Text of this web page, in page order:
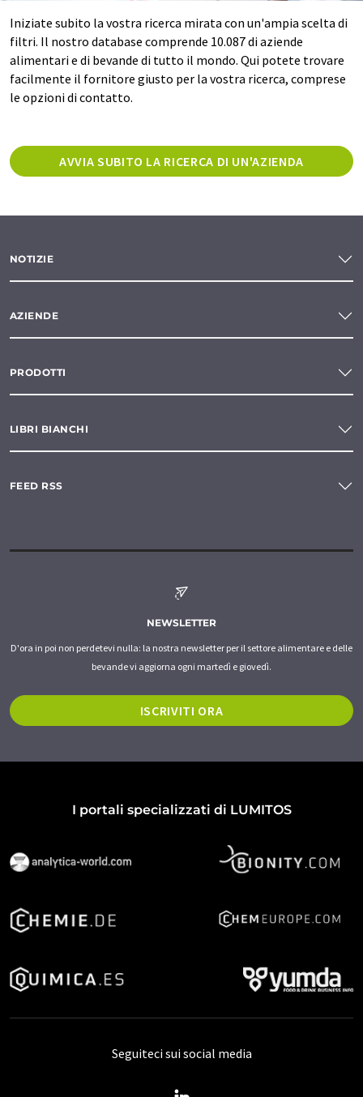
Iniziate subito la vostra ricerca mirata con un'ampia scelta di
filtri. Il nostro database comprende 10.087 di aziende
alimentari e di bevande di tutto il mondo. Qui potete trovare
facilmente il fornitore giusto per la vostra ricerca, comprese
le opzioni di contatto.
AVVIA SUBITO LA RICERCA DI UN'AZIENDA
NOTIZIE
AZIENDE
PRODOTTI
LIBRI BIANCHI
FEED RSS
NEWSLETTER
D'ora in poi non perdetevi nulla: la nostra newsletter per il settore alimentare e delle
bevande vi aggiorna ogni martedì e giovedì.
ISCRIVITI ORA
I portali specializzati di LUMITOS
Seguiteci sui social media